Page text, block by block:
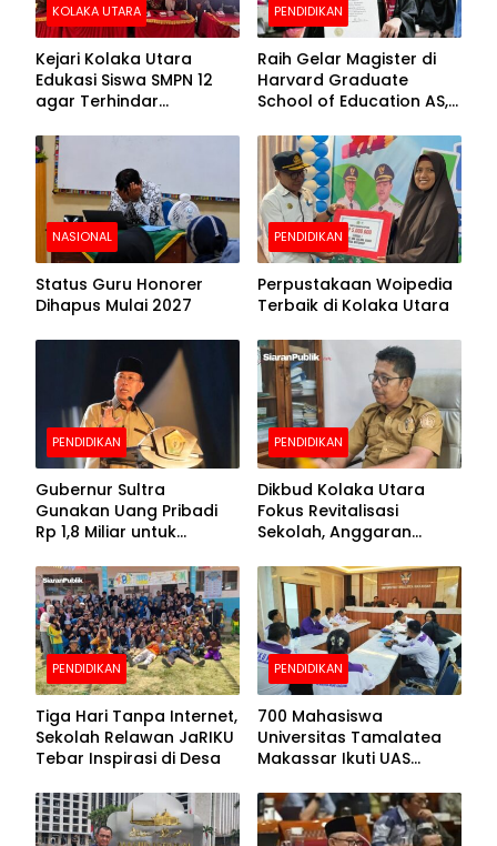
KOLAKA UTARA
Kejari Kolaka Utara
Edukasi Siswa SMPN 12
agar Terhindar
PENDIDIKAN
Raih Gelar Magister di
Harvard Graduate
School of Education AS,
Foto Putrinya Perlihatkan
Ijazah
NASIONAL
Status Guru Honorer
Dihapus Mulai 2027
PENDIDIKAN
Perpustakaan Woipedia
Terbaik di Kolaka Utara
PENDIDIKAN
Gubernur Sultra
Gunakan Uang Pribadi
Rp 1,8 Miliar untuk
Pendaftaran Segera
Dibuka
PENDIDIKAN
Dikbud Kolaka Utara
Fokus Revitalisasi
Sekolah, Anggaran
Miliar
PENDIDIKAN
Tiga Hari Tanpa Internet,
Sekolah Relawan JaRIKU
Tebar Inspirasi di Desa
PENDIDIKAN
700 Mahasiswa
Universitas Tamalatea
Makassar Ikuti UAS